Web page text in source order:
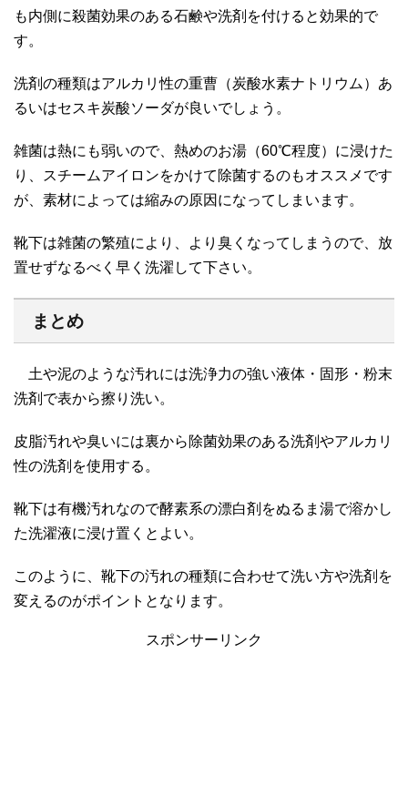
も内側に殺菌効果のある石鹸や洗剤を付けると効果的で
す。
洗剤の種類はアルカリ性の重曹（炭酸水素ナトリウム）あ
るいはセスキ炭酸ソーダが良いでしょう。
雑菌は熱にも弱いので、熱めのお湯（60℃程度）に浸けた
り、スチームアイロンをかけて除菌するのもオススメです
が、素材によっては縮みの原因になってしまいます。
靴下は雑菌の繁殖により、より臭くなってしまうので、放
置せずなるべく早く洗濯して下さい。
まとめ
土や泥のような汚れには洗浄力の強い液体・固形・粉末
洗剤で表から擦り洗い。
皮脂汚れや臭いには裏から除菌効果のある洗剤やアルカリ
性の洗剤を使用する。
靴下は有機汚れなので酵素系の漂白剤をぬるま湯で溶かし
た洗濯液に浸け置くとよい。
このように、靴下の汚れの種類に合わせて洗い方や洗剤を
変えるのがポイントとなります。
スポンサーリンク